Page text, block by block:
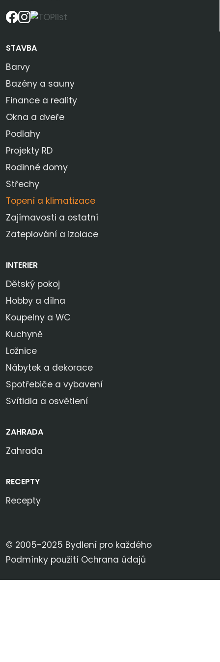
STAVBA
Barvy
Bazény a sauny
Finance a reality
Okna a dveře
Podlahy
Projekty RD
Rodinné domy
Střechy
Topení a klimatizace
Zajímavosti a ostatní
Zateplování a izolace
INTERIER
Dětský pokoj
Hobby a dílna
Koupelny a WC
Kuchyně
Ložnice
Nábytek a dekorace
Spotřebiče a vybavení
Svítidla a osvětlení
ZAHRADA
Zahrada
RECEPTY
Recepty
© 2005-2025 Bydlení pro každého
Podmínky použití Ochrana údajů